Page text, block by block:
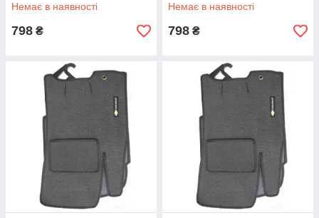
Немає в наявності
798 ₴
Немає в наявності
798 ₴